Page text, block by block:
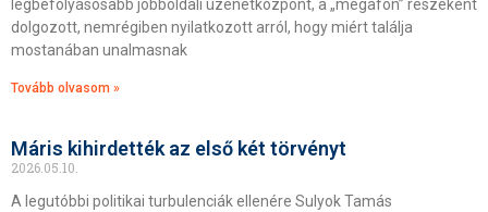
legbefolyásosabb jobboldali üzenetközpont, a „megafon” részeként
dolgozott, nemrégiben nyilatkozott arról, hogy miért találja
mostanában unalmasnak
Tovább olvasom »
Máris kihirdették az első két törvényt
2026.05.10.
A legutóbbi politikai turbulenciák ellenére Sulyok Tamás